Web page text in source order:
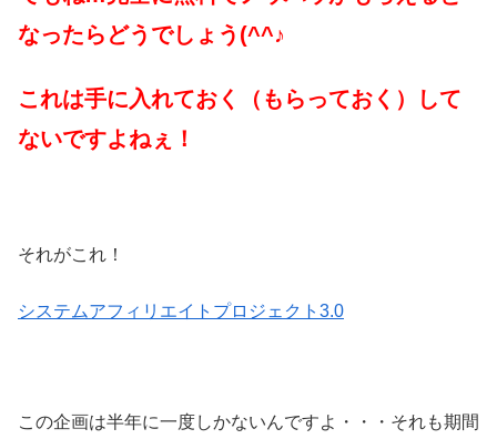
なったらどうでしょう(^^♪
これは手に入れておく（もらっておく）して
ないですよねぇ！
それがこれ！
システムアフィリエイトプロジェクト3.0
この企画は半年に一度しかないんですよ・・・それも期間